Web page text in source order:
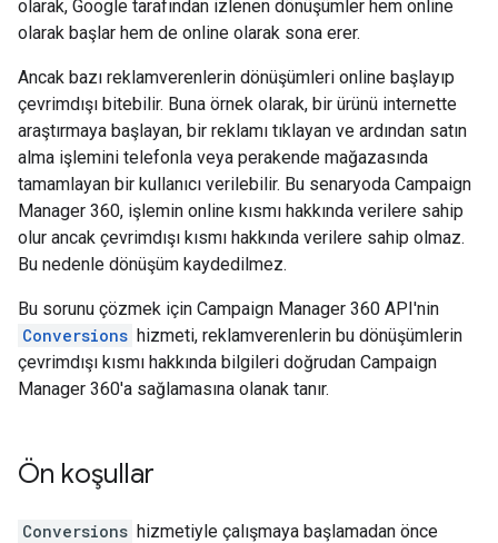
olarak, Google tarafından izlenen dönüşümler hem online
olarak başlar hem de online olarak sona erer.
Ancak bazı reklamverenlerin dönüşümleri online başlayıp
çevrimdışı bitebilir. Buna örnek olarak, bir ürünü internette
araştırmaya başlayan, bir reklamı tıklayan ve ardından satın
alma işlemini telefonla veya perakende mağazasında
tamamlayan bir kullanıcı verilebilir. Bu senaryoda Campaign
Manager 360, işlemin online kısmı hakkında verilere sahip
olur ancak çevrimdışı kısmı hakkında verilere sahip olmaz.
Bu nedenle dönüşüm kaydedilmez.
Bu sorunu çözmek için Campaign Manager 360 API'nin
Conversions hizmeti, reklamverenlerin bu dönüşümlerin
çevrimdışı kısmı hakkında bilgileri doğrudan Campaign
Manager 360'a sağlamasına olanak tanır.
Ön koşullar
Conversions hizmetiyle çalışmaya başlamadan önce